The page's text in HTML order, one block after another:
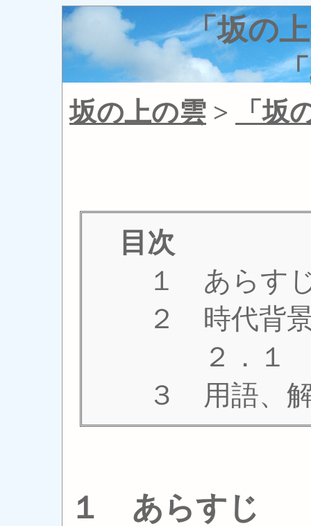
「坂の
坂の上の雲 > 「坂
目次
１ あらす
２ 時代背
２．１
３ 用語、
１ あらすじ